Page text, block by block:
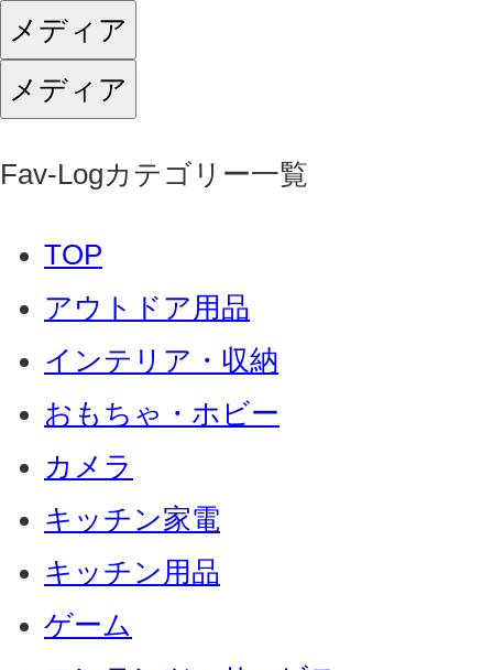
メディア
メディア
Fav-Logカテゴリー一覧
TOP
アウトドア用品
インテリア・収納
おもちゃ・ホビー
カメラ
キッチン家電
キッチン用品
ゲーム